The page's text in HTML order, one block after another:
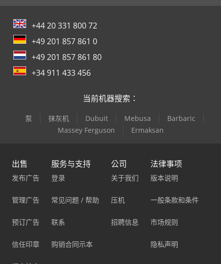
+44 20 331 800 72
+49 201 857 861 0
+49 201 857 861 80
+34 911 433 456
当前机器搜索：
泵 抹灰机 Dubuit Mebusa
Barbaric
Massey Ferguson
Ermaksan
出售
发布广告
管理广告
预订广告
信任印章
服务与支持
登录
常见问题 / 帮助
联系
购销合同示本
公司
关于我们
压机
招聘信息
法律事项
版本说明
一般条款和条件
市场规则
隐私声明